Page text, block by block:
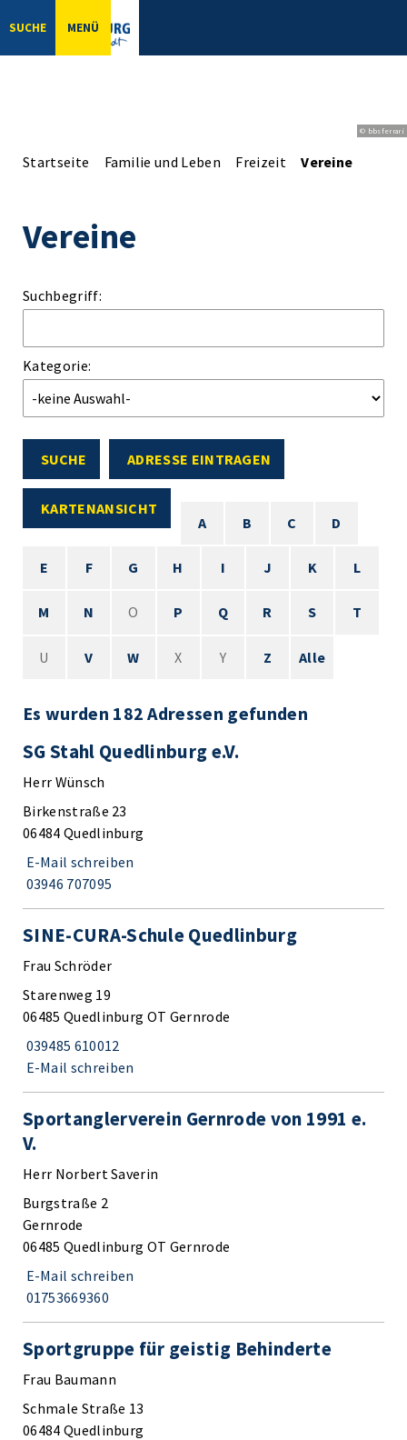
SUCHE MENÜ
© bbsferrari
Startseite Familie und Leben Freizeit Vereine
Vereine
Suchbegriff:
Kategorie:
SUCHE ADRESSE EINTRAGEN
KARTENANSICHT
A
B C D
E F G H I J K L
M N O P Q R S T
U V W X Y Z Alle
Es wurden 182 Adressen gefunden
SG Stahl Quedlinburg e.V.
Herr Wünsch
Birkenstraße 23
06484 Quedlinburg
E-Mail schreiben
03946 707095
SINE-CURA-Schule Quedlinburg
Frau Schröder
Starenweg 19
06485 Quedlinburg OT Gernrode
039485 610012
E-Mail schreiben
Sportanglerverein Gernrode von 1991 e.
V.
Herr Norbert Saverin
Burgstraße 2
Gernrode
06485 Quedlinburg OT Gernrode
E-Mail schreiben
01753669360
Sportgruppe für geistig Behinderte
Frau Baumann
Schmale Straße 13
06484 Quedlinburg